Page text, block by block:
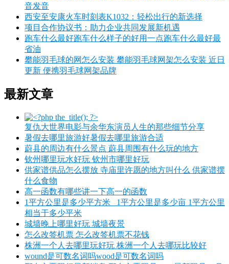
音发音
西安至安康火车时刻表K1032：轻松出行的新选择
项目合作协议书：助力企业共同发展新机遇
跑车什么最好跑车什么样子的好用一点跑车什么最好最
省油
攀能羽毛球的网怎么安装 攀能羽毛球网架怎么安装 近日
更新 便携羽毛球网架品牌
最新文章
复仇大世界电影与余华东演员人生的那些细节分享
暑假去哪里旅游好暑假去哪里旅游合适
蔚县的周边有什么景点 蔚县周围有什么玩的地方
钦州哪里玩水好玩 钦州市哪里好玩
供家谱供品怎么摆放 寺庙里许愿的地方叫什么 供家谱摆
什么食物
高一函数有哪些讲一下高一的函数
1平方公里是多少平方米_ 1平方公里是多少亩 1平方公里
相当于多少平米
城墙晚上哪里好玩 城墙夜景
怎么改签机票 怎么改签机票不花钱
株洲一个人去哪里玩好玩 株洲一个人去哪玩比较好
wound是可数名词吗wood是可数名词吗